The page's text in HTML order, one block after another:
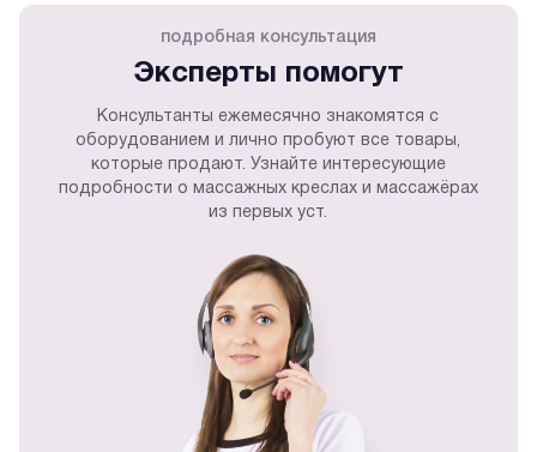
подробная консультация
Эксперты помогут
Консультанты ежемесячно знакомятся с
оборудованием и лично пробуют все товары,
которые продают. Узнайте интересующие
подробности о массажных креслах и массажёрах
из первых уст.